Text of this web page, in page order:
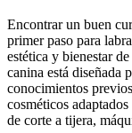
Encontrar un buen
primer paso para
estética y bienestar
canina está diseñada
conocimientos
cosméticos
de corte a tijera,